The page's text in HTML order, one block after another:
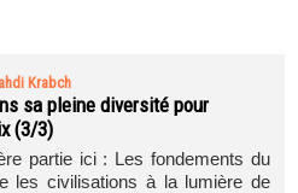
Krabch
sa pleine diversité pour
(3/3)
partie ici : Les fondements du
les civilisations à la lumière de